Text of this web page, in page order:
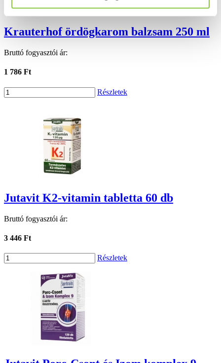
Krauterhof ördögkarom balzsam 250 ml
Bruttó fogyasztói ár:
1 786 Ft
Részletek
Jutavit K2-vitamin tabletta 60 db
Bruttó fogyasztói ár:
3 446 Ft
Részletek